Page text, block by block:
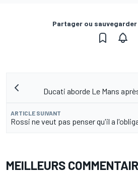
Partager ou
Ducati aborde Le Mans
ARTICLE SUIVANT
Rossi ne veut pas penser qu'il a
MEILLEURS